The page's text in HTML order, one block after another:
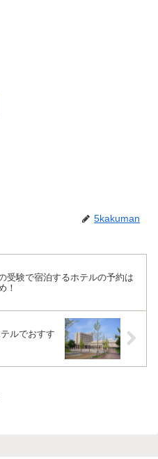
5kakuman
受験で宿泊するホテルの予約は
！
ルでおすす